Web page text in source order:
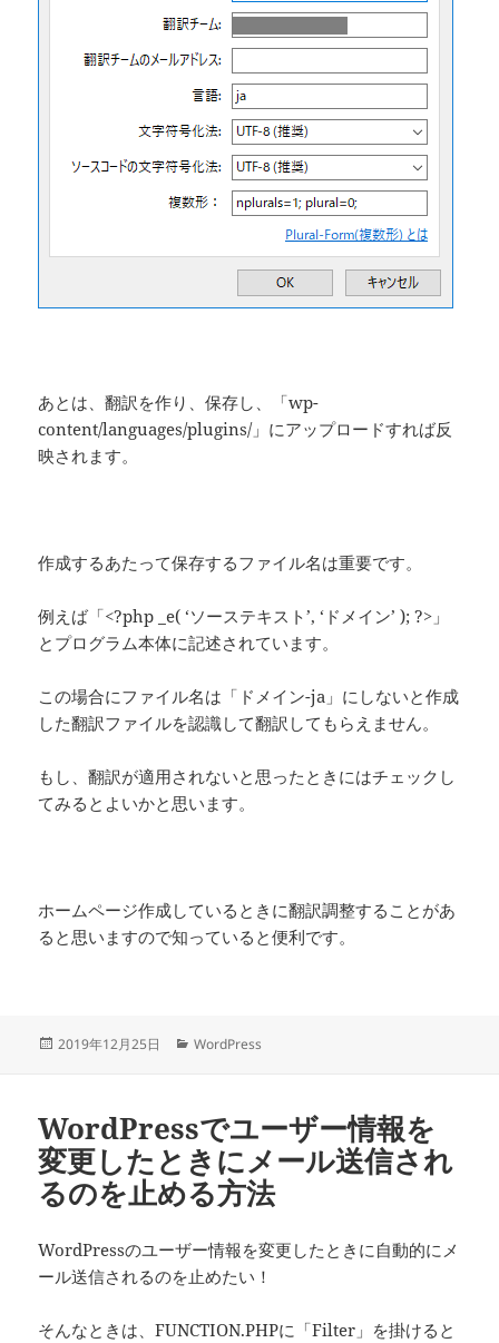
あとは、翻訳を作り、保存し、「wp-
content/languages/plugins/」にアップロードすれば反
映されます。
作成するあたって保存するファイル名は重要です。
例えば「<?php _e( ‘ソーステキスト’, ‘ドメイン’ ); ?>」
とプログラム本体に記述されています。
この場合にファイル名は「ドメイン-ja」にしないと作成
した翻訳ファイルを認識して翻訳してもらえません。
もし、翻訳が適用されないと思ったときにはチェックし
てみるとよいかと思います。
ホームページ作成しているときに翻訳調整することがあ
ると思いますので知っていると便利です。
投
2019年12月25日
カ
ー
WordPress
WordPressでユーザー情報を
変更したときにメール送信され
るのを止める方法
WordPressのユーザー情報を変更したときに自動的にメ
ール送信されるのを止めたい！
そんなときは、FUNCTION.PHPに「Filter」を掛けると